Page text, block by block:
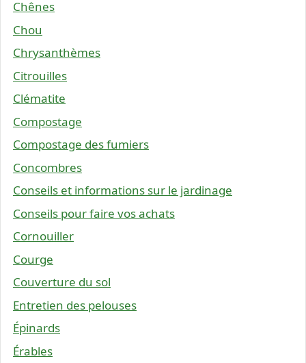
Chênes
Chou
Chrysanthèmes
Citrouilles
Clématite
Compostage
Compostage des fumiers
Concombres
Conseils et informations sur le jardinage
Conseils pour faire vos achats
Cornouiller
Courge
Couverture du sol
Entretien des pelouses
Épinards
Érables